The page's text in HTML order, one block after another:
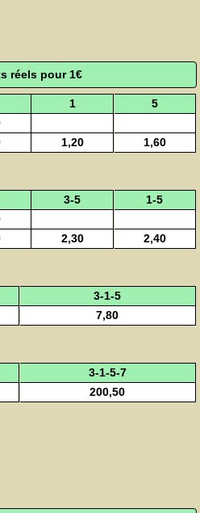
réels pour 1€
1
5
1,20 1,60
3-5
1-5
2,30 2,40
3-1-5
7,80
3-1-5-7
200,50